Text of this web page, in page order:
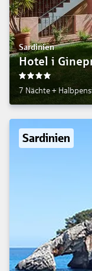
Sardinien
Hotel i
7 Nächte +
Sardinien